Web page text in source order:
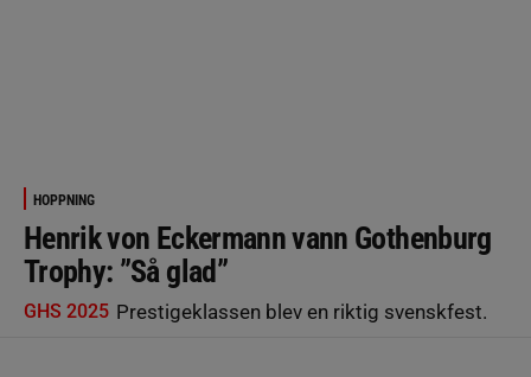
HOPPNING
Henrik von Eckermann vann Gothenburg
Trophy: ”Så glad”
GHS 2025 Prestigeklassen blev en riktig svenskfest.